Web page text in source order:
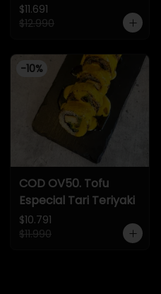
$11.691
$12.990
-10%
COD OV50. Tofu
Especial Tari Teriyaki
$10.791
$11.990